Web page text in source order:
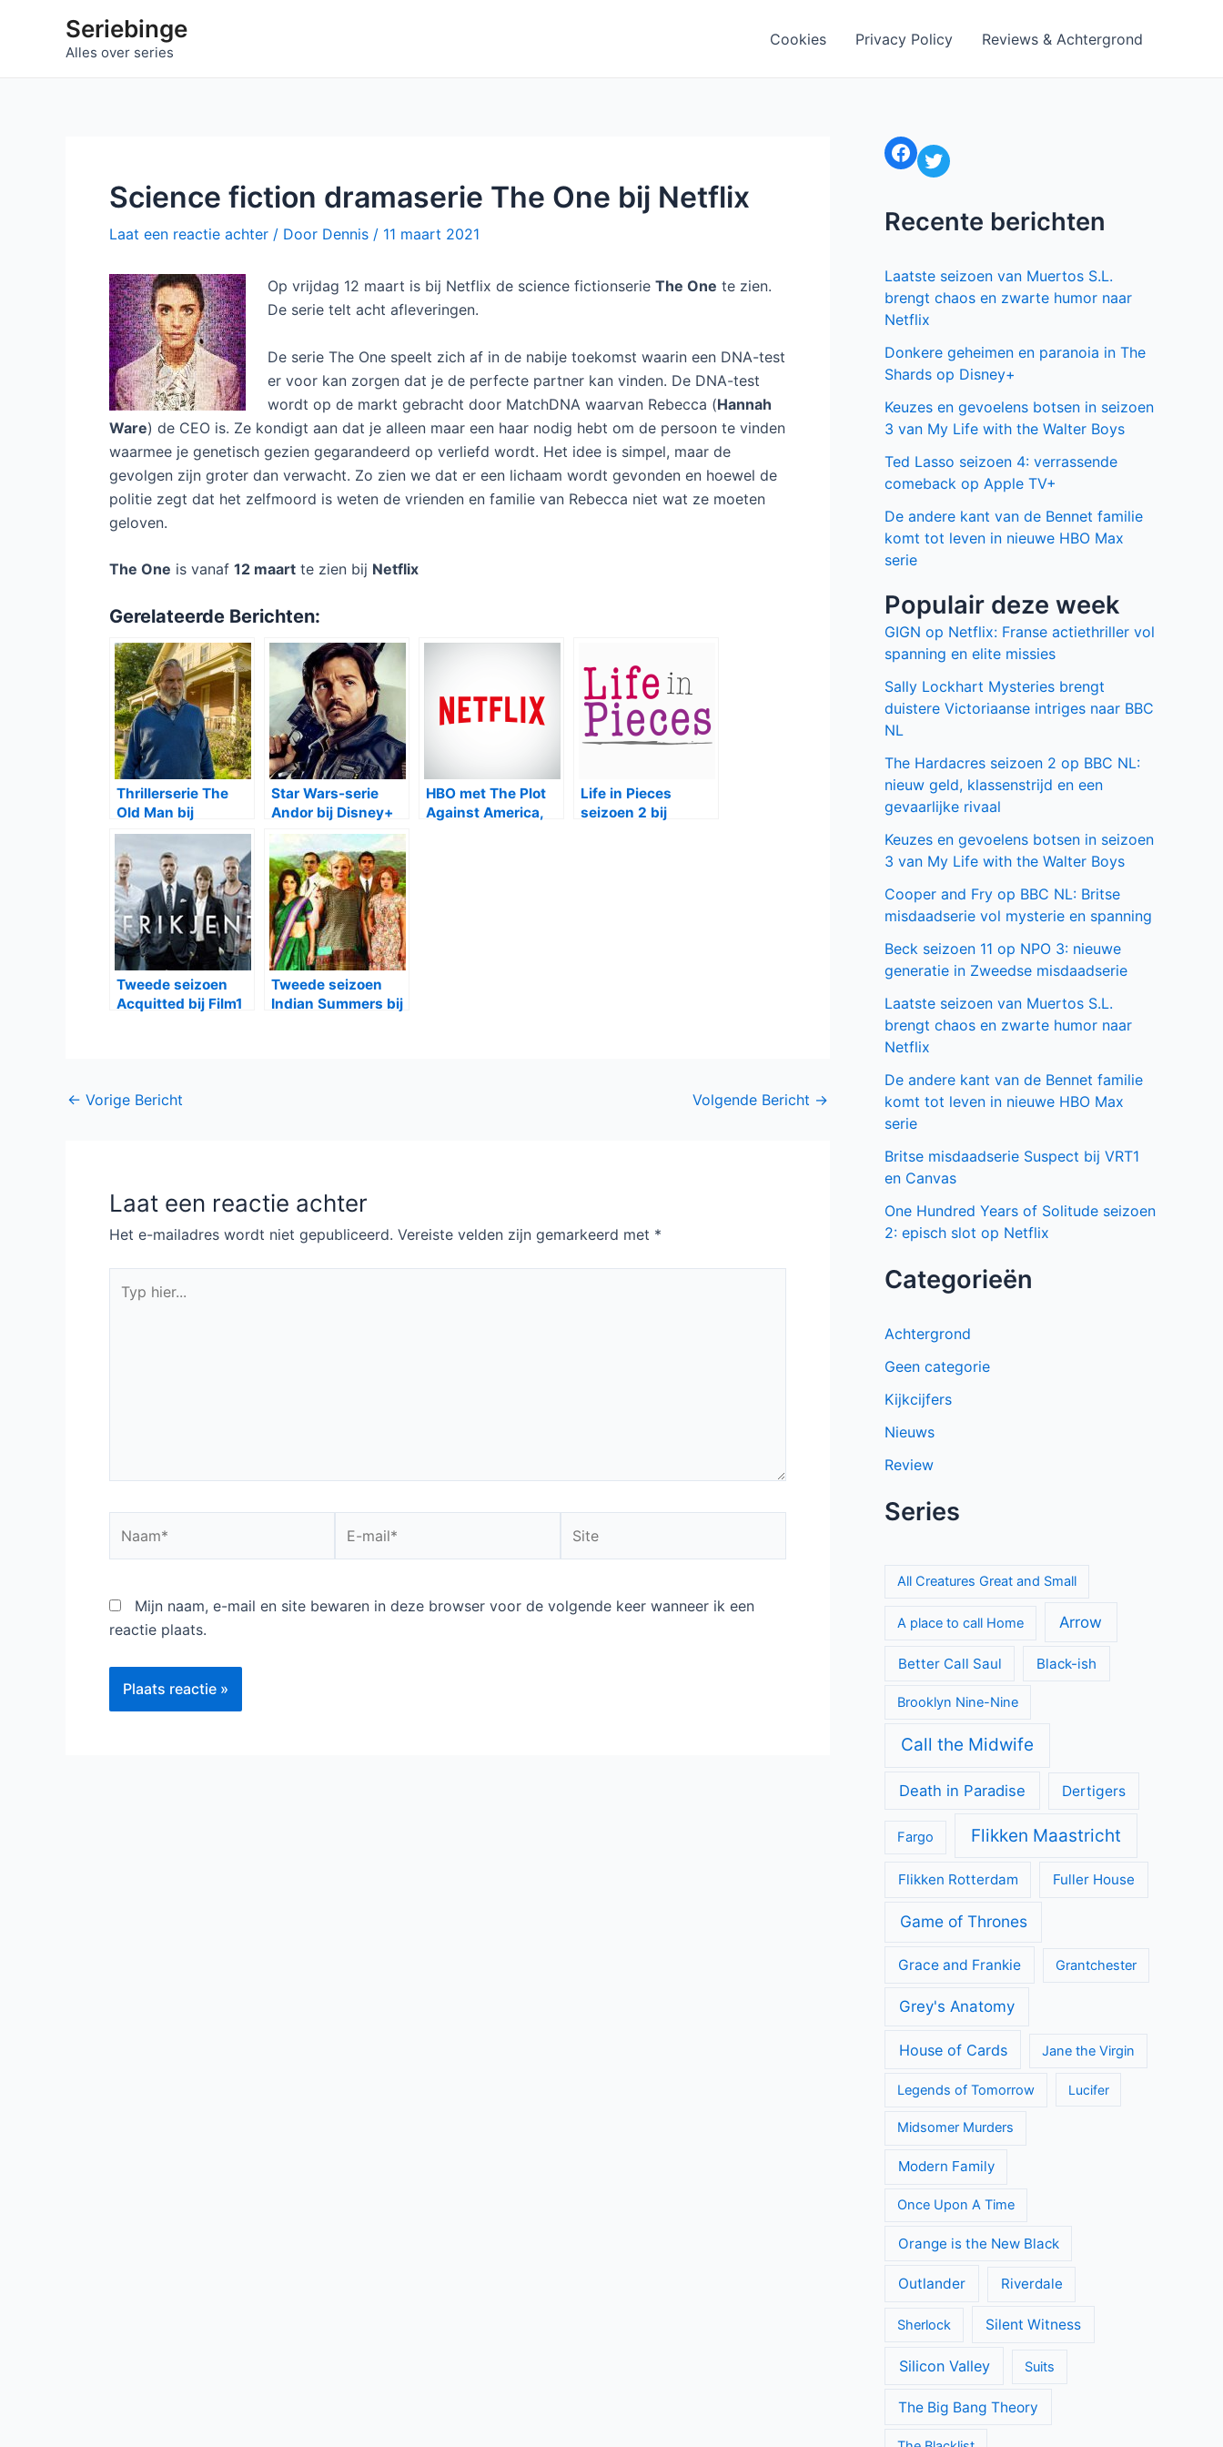
Seriebinge
Alles over series
Cookies Privacy Policy Reviews & Achtergrond
Science fiction dramaserie The One bij Netflix
Laat een reactie achter / Door Dennis / 11 maart 2021
Op vrijdag 12 maart is bij Netflix de science fictionserie The One te zien.
De serie telt acht afleveringen.
De serie The One speelt zich af in de nabije toekomst waarin een DNA-test
er voor kan zorgen dat je de perfecte partner kan vinden. De DNA-test
wordt op de markt gebracht door MatchDNA waarvan Rebecca (Hannah
Ware) de CEO is. Ze kondigt aan dat je alleen maar een haar nodig hebt om de persoon te vinden
waarmee je genetisch gezien gegarandeerd op verliefd wordt. Het idee is simpel, maar de
gevolgen zijn groter dan verwacht. Zo zien we dat er een lichaam wordt gevonden en hoewel de
politie zegt dat het zelfmoord is weten de vrienden en familie van Rebecca niet wat ze moeten
geloven.
The One is vanaf 12 maart te zien bij Netflix
Gerelateerde Berichten:
Thrillerserie The
Old Man bij
Disney+
Star Wars-serie
Andor bij Disney+
HBO met The Plot
Against America,
Life in Pieces
seizoen 2 bij
Tweede seizoen
Acquitted bij Film1
Tweede seizoen
Indian Summers bij
Bericht
← Vorige Bericht Volgende Bericht →
Laat een reactie achter
Het e-mailadres wordt niet gepubliceerd. Vereiste velden zijn gemarkeerd met *
hier...
mail*
Mijn naam, e-mail en site bewaren in deze browser voor de volgende keer wanneer ik een
reactie plaats.
Facebook Twitter
Recente berichten
Laatste seizoen van Muertos S.L.
brengt chaos en zwarte humor naar
Netflix
Donkere geheimen en paranoia in The
Shards op Disney+
Keuzes en gevoelens botsen in seizoen
3 van My Life with the Walter Boys
Ted Lasso seizoen 4: verrassende
comeback op Apple TV+
De andere kant van de Bennet familie
komt tot leven in nieuwe HBO Max
serie
Populair deze week
GIGN op Netflix: Franse actiethriller vol
spanning en elite missies
Sally Lockhart Mysteries brengt
duistere Victoriaanse intriges naar BBC
NL
The Hardacres seizoen 2 op BBC NL:
nieuw geld, klassenstrijd en een
gevaarlijke rivaal
Keuzes en gevoelens botsen in seizoen
3 van My Life with the Walter Boys
Cooper and Fry op BBC NL: Britse
misdaadserie vol mysterie en spanning
Beck seizoen 11 op NPO 3: nieuwe
generatie in Zweedse misdaadserie
Laatste seizoen van Muertos S.L.
brengt chaos en zwarte humor naar
Netflix
De andere kant van de Bennet familie
komt tot leven in nieuwe HBO Max
serie
Britse misdaadserie Suspect bij VRT1
en Canvas
One Hundred Years of Solitude seizoen
2: episch slot op Netflix
Categorieën
Achtergrond
Geen categorie
Kijkcijfers
Nieuws
Review
Series
All Creatures Great and Small
A place to call Home Arrow
Better Call Saul Black-ish
Brooklyn Nine-Nine
Call the Midwife
Death in Paradise Dertigers
Fargo Flikken Maastricht
Flikken Rotterdam Fuller House
Game of Thrones
Grace and Frankie Grantchester
Grey's Anatomy
House of Cards Jane the Virgin
Legends of Tomorrow Lucifer
Midsomer Murders
Modern Family
Once Upon A Time
Orange is the New Black
Outlander Riverdale
Sherlock Silent Witness
Silicon Valley Suits
The Big Bang Theory